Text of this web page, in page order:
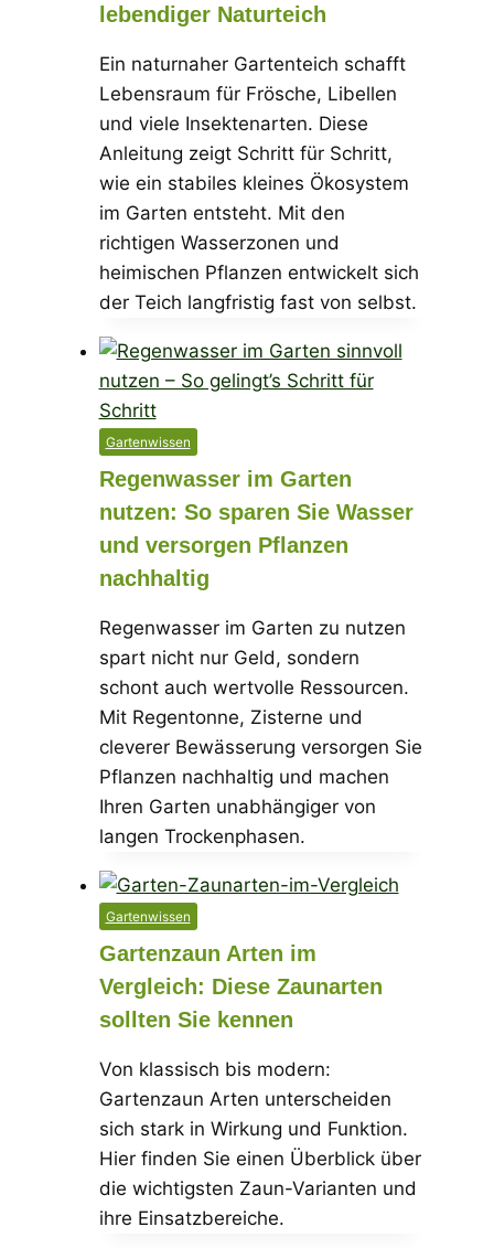
lebendiger Naturteich
Ein naturnaher Gartenteich schafft
Lebensraum für Frösche, Libellen
und viele Insektenarten. Diese
Anleitung zeigt Schritt für Schritt,
wie ein stabiles kleines Ökosystem
im Garten entsteht. Mit den
richtigen Wasserzonen und
heimischen Pflanzen entwickelt sich
der Teich langfristig fast von selbst.
Gartenwissen
Regenwasser im Garten
nutzen: So sparen Sie Wasser
und versorgen Pflanzen
nachhaltig
Regenwasser im Garten zu nutzen
spart nicht nur Geld, sondern
schont auch wertvolle Ressourcen.
Mit Regentonne, Zisterne und
cleverer Bewässerung versorgen Sie
Pflanzen nachhaltig und machen
Ihren Garten unabhängiger von
langen Trockenphasen.
Gartenwissen
Gartenzaun Arten im
Vergleich: Diese Zaunarten
sollten Sie kennen
Von klassisch bis modern:
Gartenzaun Arten unterscheiden
sich stark in Wirkung und Funktion.
Hier finden Sie einen Überblick über
die wichtigsten Zaun-Varianten und
ihre Einsatzbereiche.